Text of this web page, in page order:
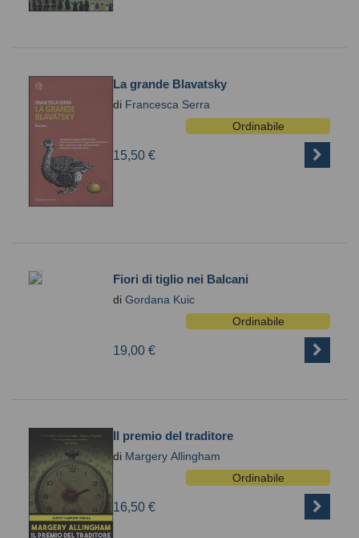
La grande Blavatsky
di Francesca Serra
Ordinabile
15,50 €
Fiori di tiglio nei Balcani
di Gordana Kuic
Ordinabile
19,00 €
Il premio del traditore
di Margery Allingham
Ordinabile
16,50 €